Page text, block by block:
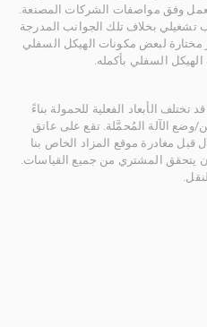
وفق مواصفات الشركات المصنعة.
بخلاف تلك الجوانب المدرجة
لبعض مكونات الهيكل السفلي
السفلي بأكمله.
الأبعاد الفعلية للحمولة بناءً
وضع الآلة المُحمَّلة. تقع على عاتق
مغادرة موقع المزاد الخاص بنا
يتحقق المشتري من جميع القياسات.